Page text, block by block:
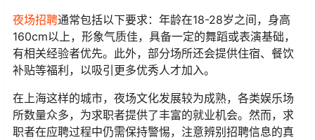
夜场招聘通常包括以下要求：年龄在18-28岁之间，身高
160cm以上，形象气质佳，具备一定的舞蹈或表演基础，
有相关经验者优先。此外，部分场所还会提供住宿、餐饮
补贴等福利，以吸引更多优秀人才加入。
在上海这样的城市，夜场文化发展较为成熟，各类娱乐场
所数量众多，为求职者提供了丰富的就业机会。然而，求
职者在应聘过程中仍需保持警惕，注意辨别招聘信息的真